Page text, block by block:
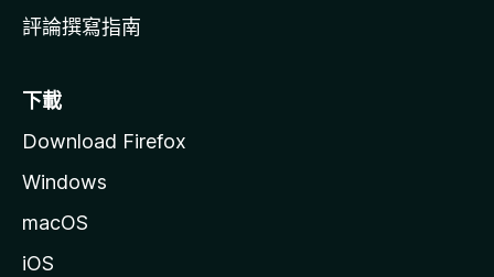
評論撰寫指南
下載
Download Firefox
Windows
macOS
iOS